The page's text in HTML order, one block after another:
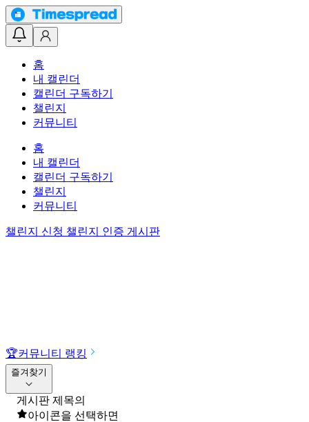
홈
내 캘린더
캘린더 구독하기
챌린지
커뮤니티
홈
내 캘린더
캘린더 구독하기
챌린지
커뮤니티
챌린지 신청 챌린지 인증 게시판
🏆커뮤니티 랭킹
즐겨찾기
게시판 제목의
아이콘을 선택하면